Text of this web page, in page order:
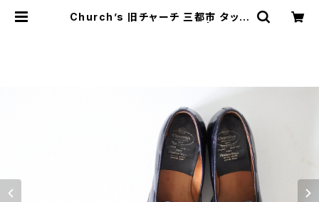
Church’s 旧チャーチ 三都市 タッセ